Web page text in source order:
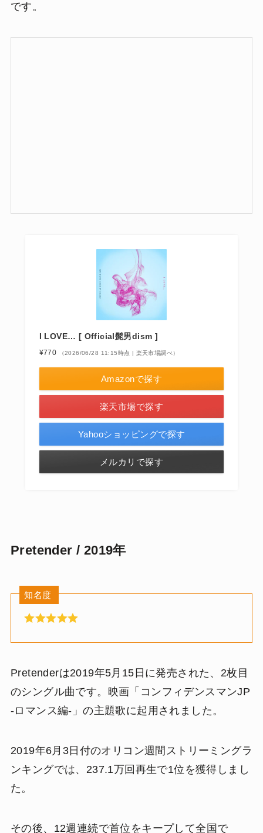
です。
I LOVE… [ Official髭男dism ]
¥770 （2026/06/28 11:15時点 | 楽天市場調べ）
Amazonで探す
楽天市場で探す
Yahooショッピングで探す
メルカリで探す
Pretender / 2019年
知名度
Pretenderは2019年5月15日に発売された、2枚目
のシングル曲です。映画「コンフィデンスマンJP
-ロマンス編-」の主題歌に起用されました。
2019年6月3日付のオリコン週間ストリーミングラ
ンキングでは、 237.1万回再生で1位を獲得しまし
た。
その後、12週連続で首位をキープして全国で